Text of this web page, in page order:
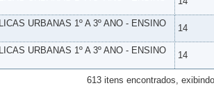
URBANAS 1º A 3º ANO - ENSINO
14
URBANAS 1º A 3º ANO - ENSINO
14
613 itens encontrados,